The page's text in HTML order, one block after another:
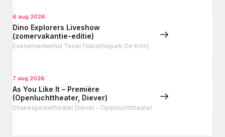
6 aug 2026
Dino Explorers Liveshow
(zomervakantie-editie)
Evenementenhal Texel (Vakantiepark De Krim)
7 aug 2026
As You Like It – Première
(Openluchttheater, Diever)
Shakespearetheater Diever – Openluchttheater